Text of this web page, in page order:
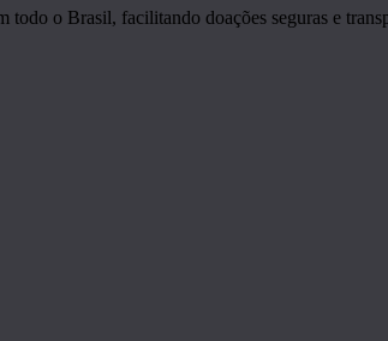
o Brasil, facilitando doações seguras e